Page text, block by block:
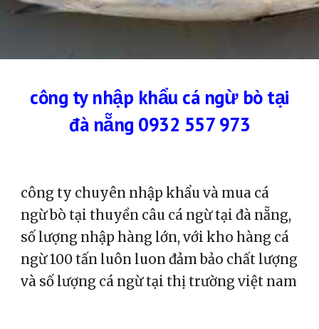
công ty nhập khẩu cá ngừ bòtại
đà nẵng 0932 557 973
công ty chuyên nhập khẩu và mua cá
ngừ bò tại thuyền câu cá ngừ tại đà nẵng,
số lượng nhập hàng lớn, với kho hàng cá
ngừ 100 tấn luôn luon đảm bảo chất lượng
và số lượng cá ngừ tại thị trường việt nam